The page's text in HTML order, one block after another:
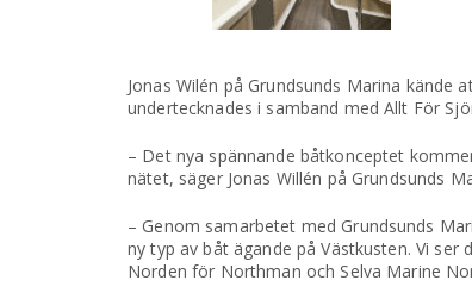
Jonas Wilén på Grundsunds Marina
undertecknades i samband med Allt För
– Det nya spännande båtkonceptet
nätet, säger Jonas Willén på Grundsunds
– Genom samarbetet med Grundsunds
ny typ av båt ägande på Västkusten. Vi
Norden för Northman och Selva Marine